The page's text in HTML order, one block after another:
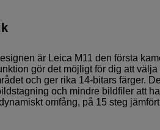
är Leica M11 den första
gör det möjligt för dig att
och ger rika 14-bitars färger.
och mindre bildfiler att
omfång, på 15 steg